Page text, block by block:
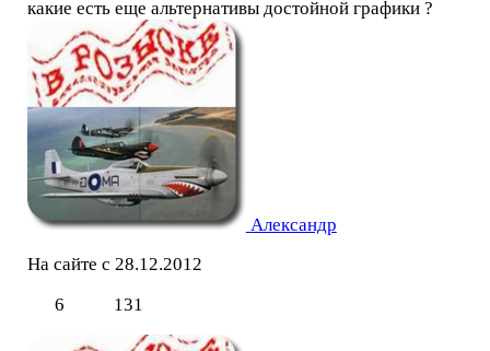
какие есть еще альтернативы достойной графики ?
Александр
На сайте с 28.12.2012
6
131